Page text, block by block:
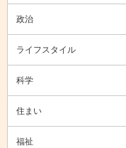
政治
ライフスタイル
科学
住まい
福祉